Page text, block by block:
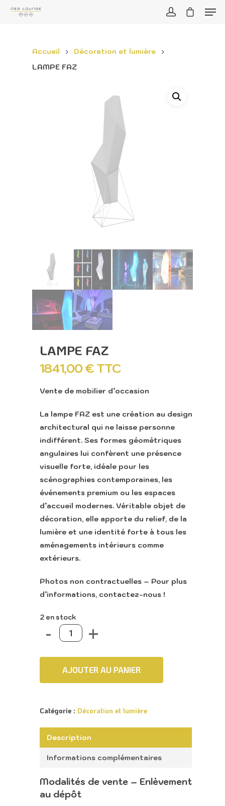
Accueil
Décoration et lumière
LAMPE FAZ
LAMPE FAZ
1841,00€TTC
Vente de mobilier d’occasion
La lampe FAZ est une création au design
architectural qui ne laisse personne
indifférent. Ses formes géométriques
angulaires lui confèrent une présence
visuelle forte, idéale pour les
scénographies contemporaines, les
événements premium ou les espaces
d’accueil modernes. Véritable objet de
décoration, elle apporte du relief, de la
lumière et une identité forte à tous les
aménagements intérieurs comme
extérieurs.
Photos non contractuelles – Pour plus
d’informations, contactez-nous !
2 en stock
AJOUTER AU PANIER
Catégorie : Décoration et lumière
Description
Informations complémentaires
Modalités de vente – Enlèvement
au dépôt